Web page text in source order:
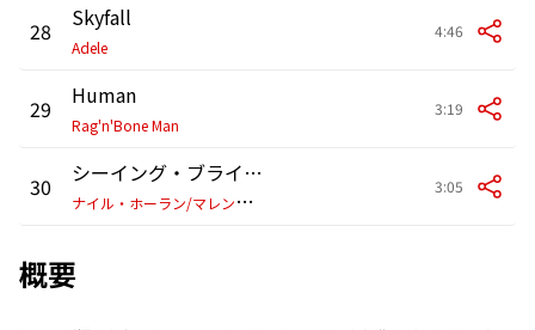
28 Skyfall
Adele
4:46
29 Human
Rag'n'Bone Man
3:19
30
シーイング・ブラインド
ナ
イル・ホーラン/マレン・モリス
3:05
概要